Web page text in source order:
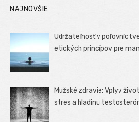
NAJNOVŠIE
Udržateľnosť v
etických princípov pre
Mužské zdravie: Vplyv
stres a hladinu